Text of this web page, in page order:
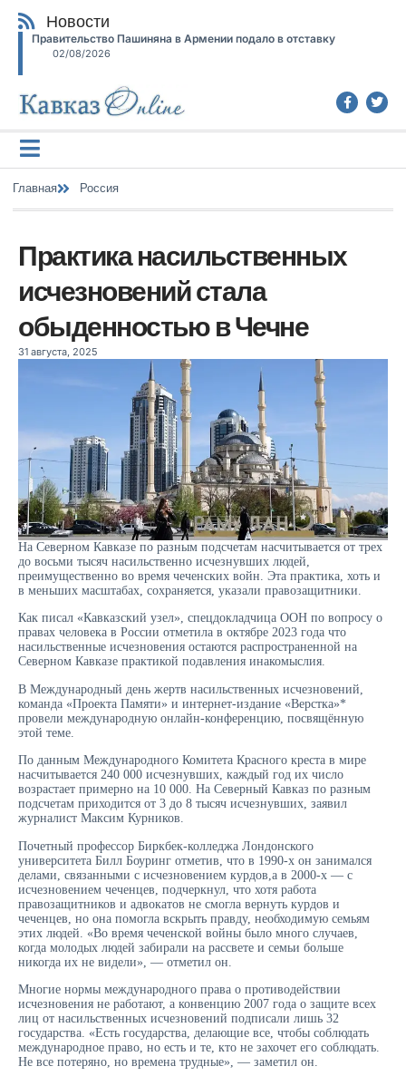
Новости
Правительство Пашиняна в Армении подало в отставку
02/08/2026
Главная Россия
Практика насильственных
исчезновений стала
обыденностью в Чечне
31 августа, 2025
На Северном Кавказе по разным подсчетам насчитывается от трех
до восьми тысяч насильственно исчезнувших людей,
преимущественно во время чеченских войн. Эта практика, хоть и
в меньших масштабах, сохраняется, указали правозащитники.
Как писал «Кавказский узел», спецдокладчица ООН по вопросу о
правах человека в России отметила в октябре 2023 года что
насильственные исчезновения остаются распространенной на
Северном Кавказе практикой подавления инакомыслия.
В Международный день жертв насильственных исчезновений,
команда «Проекта Памяти» и интернет-издание «Верстка»*
провели международную онлайн-конференцию, посвящённую
этой теме.
По данным Международного Комитета Красного креста в мире
насчитывается 240 000 исчезнувших, каждый год их число
возрастает примерно на 10 000. На Северный Кавказ по разным
подсчетам приходится от 3 до 8 тысяч исчезнувших, заявил
журналист Максим Курников.
Почетный профессор Биркбек-колледжа Лондонского
университета Билл Боуринг отметив, что в 1990-х он занимался
делами, связанными с исчезновением курдов,а в 2000-х — с
исчезновением чеченцев, подчеркнул, что хотя работа
правозащитников и адвокатов не смогла вернуть курдов и
чеченцев, но она помогла вскрыть правду, необходимую семьям
этих людей. «Во время чеченской войны было много случаев,
когда молодых людей забирали на рассвете и семьи больше
никогда их не видели», — отметил он.
Многие нормы международного права о противодействии
исчезновения не работают, а конвенцию 2007 года о защите всех
лиц от насильственных исчезновений подписали лишь 32
государства. «Есть государства, делающие все, чтобы соблюдать
международное право, но есть и те, кто не захочет его соблюдать.
Не все потеряно, но времена трудные», — заметил он.